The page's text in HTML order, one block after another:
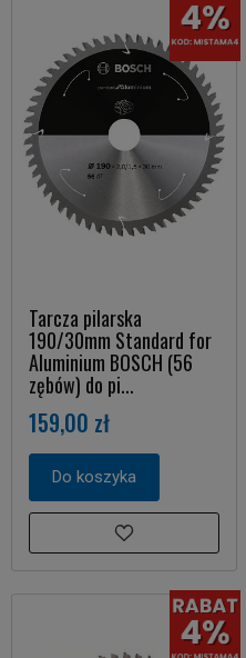
Tarcza pilarska
190/30mm Standard for
Aluminium BOSCH (56
zębów) do pi...
159,00 zł
Do koszyka